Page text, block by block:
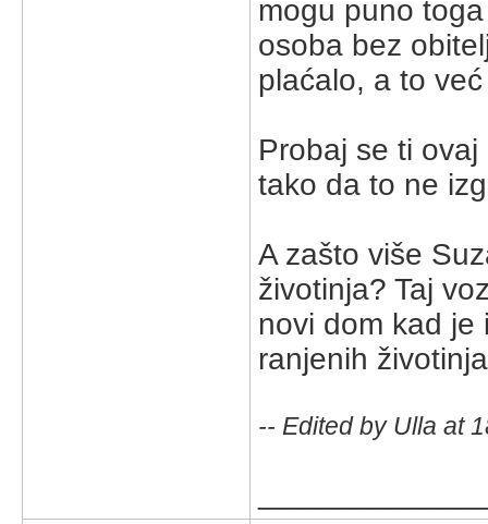
mogu puno
osoba bez
plaćalo, a to
Probaj se ti
tako da to ne
A zašto više
životinja? Taj
novi dom kad je
ranjenih
-- Edited by Ulla at